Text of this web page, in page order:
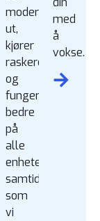
moderne
ut,
kjører
raskere
og
fungerer
bedre
på
alle
enheter,
samtidig
som
vi
med
å
vokse.